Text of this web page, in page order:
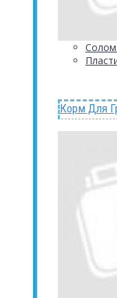
Корм Для